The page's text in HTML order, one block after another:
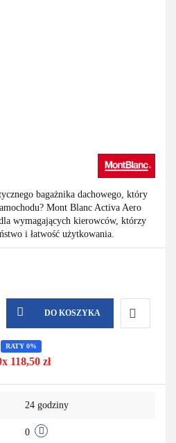
bagażnika dachowego, który
Mont Blanc Activa Aero
wymagających kierowców, którzy
i łatwość użytkowania.
DO KOSZYKA
RATY 0%
118,50 zł
24 godziny
0